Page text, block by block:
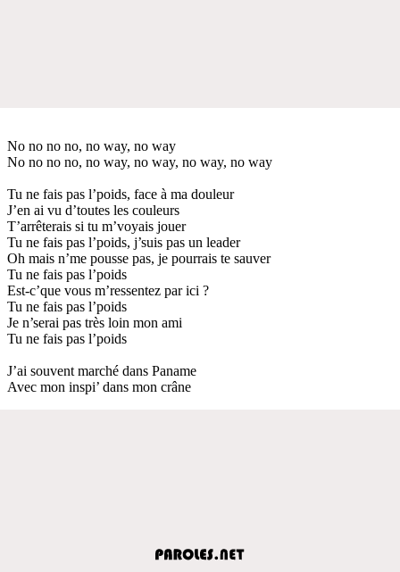
No no no no, no way, no way
No no no no, no way, no way, no way, no way
Tu ne fais pas l’poids, face à ma douleur
J’en ai vu d’toutes les couleurs
T’arrêterais si tu m’voyais jouer
Tu ne fais pas l’poids, j’suis pas un leader
Oh mais n’me pousse pas, je pourrais te sauver
Tu ne fais pas l’poids
Est-c’que vous m’ressentez par ici ?
Tu ne fais pas l’poids
Je n’serai pas très loin mon ami
Tu ne fais pas l’poids
J’ai souvent marché dans Paname
Avec mon inspi’ dans mon crâne